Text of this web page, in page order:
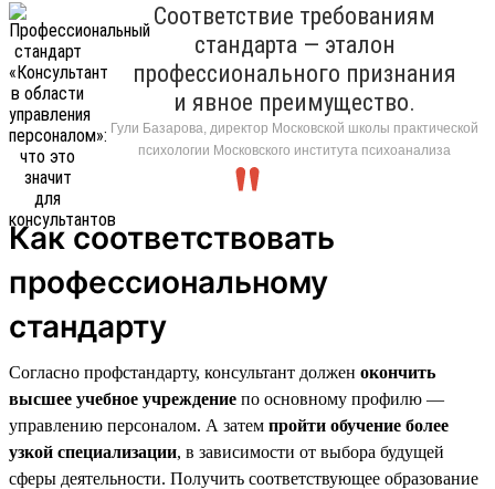
Соответствие требованиям
стандарта — эталон
профессионального признания
и явное преимущество.
Гули Базарова, директор Московской школы практической
психологии Московского института психоанализа
Как соответствовать
профессиональному
стандарту
Согласно профстандарту, консультант должен окончить
высшее учебное учреждение по основному профилю —
управлению персоналом. А затем пройти обучение более
узкой специализации, в зависимости от выбора будущей
сферы деятельности. Получить соответствующее образование